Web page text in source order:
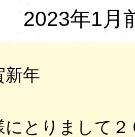
2023年1月
新年
にとりまして